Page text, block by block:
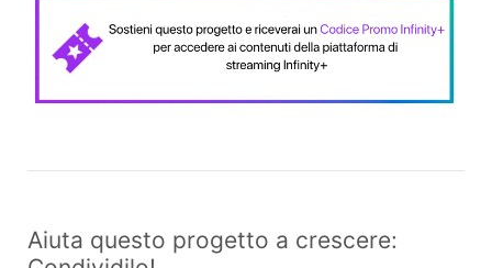
Aiuta questo progetto a crescere: